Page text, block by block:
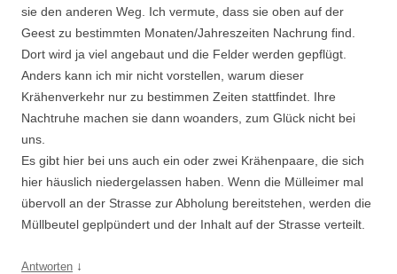
sie den anderen Weg. Ich vermute, dass sie oben auf der
Geest zu bestimmten Monaten/Jahreszeiten Nachrung find.
Dort wird ja viel angebaut und die Felder werden gepflügt.
Anders kann ich mir nicht vorstellen, warum dieser
Krähenverkehr nur zu bestimmen Zeiten stattfindet. Ihre
Nachtruhe machen sie dann woanders, zum Glück nicht bei
uns.
Es gibt hier bei uns auch ein oder zwei Krähenpaare, die sich
hier häuslich niedergelassen haben. Wenn die Mülleimer mal
übervoll an der Strasse zur Abholung bereitstehen, werden die
Müllbeutel geplpündert und der Inhalt auf der Strasse verteilt.
Antworten ↓